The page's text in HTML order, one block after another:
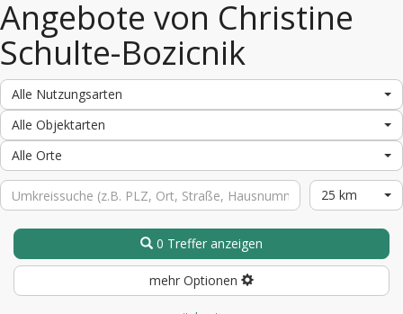
Angebote von Christine
Schulte-Bozicnik
Alle Nutzungsarten
Alle Objektarten
Alle Orte
25 km
0 Treffer anzeigen
mehr Optionen